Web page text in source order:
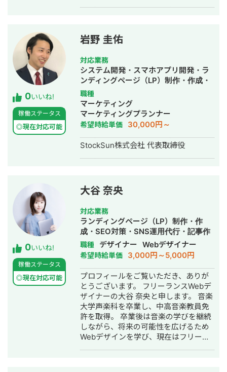
独立。 独立後はフリーランスとなり、
フロントエンドエンジニア兼総合Web
マーケターとして活動。現在はWebコ
ンサルティング会社を創設し、法人と
してStockSunに参画。
0いいね!
稼働ステータス
◎現在対応可能
岩野 圭佑
対応業務
システム開発・スマホアプリ開発・ラ
ンディングページ（LP）制作・作成・
Youtubeチャンネル運営代行・立ち上
げ・ECサイト構築・ネットショップ作
成代行・SEO対策・新規事業立上・
SNS運用代行・ホームページ制作・作
成・リスティング広告運用代行・動画
制作・動画編集
職種
マーケティング
マーケティングプランナー
希望時給単価 30,000円～
StockSun株式会社 代表取締役
0いいね!
稼働ステータス
◎現在対応可能
大谷 奈央
対応業務
ランディングページ（LP）制作・作
成・SEO対策・SNS運用代行・記事作
成代行・ライティング・ホームページ
制作・作成・バナー制作・デザイン・
AI活用
職種 デザイナー Webデザイナー
希望時給単価 3,000円～5,000円
プロフィールをご覧いただき、ありが
とうございます。 フリーランスWebデ
ザイナーの大谷 奈央と申します。 音楽
大学声楽科を卒業し、中高音楽教員免
許を取得。 卒業後は音楽の学びを継続
しながら、将来の可能性を広げるため
Webデザインを学び、現在はフリーラ